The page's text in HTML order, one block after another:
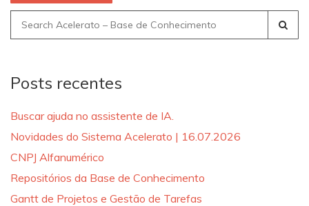
Search
for:
Posts recentes
Buscar ajuda no assistente de IA.
Novidades do Sistema Acelerato | 16.07.2026
CNPJ Alfanumérico
Repositórios da Base de Conhecimento
Gantt de Projetos e Gestão de Tarefas